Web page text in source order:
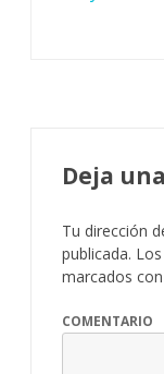
Deja
Tu dirección
publicada.
marcados con
COMENTARIO